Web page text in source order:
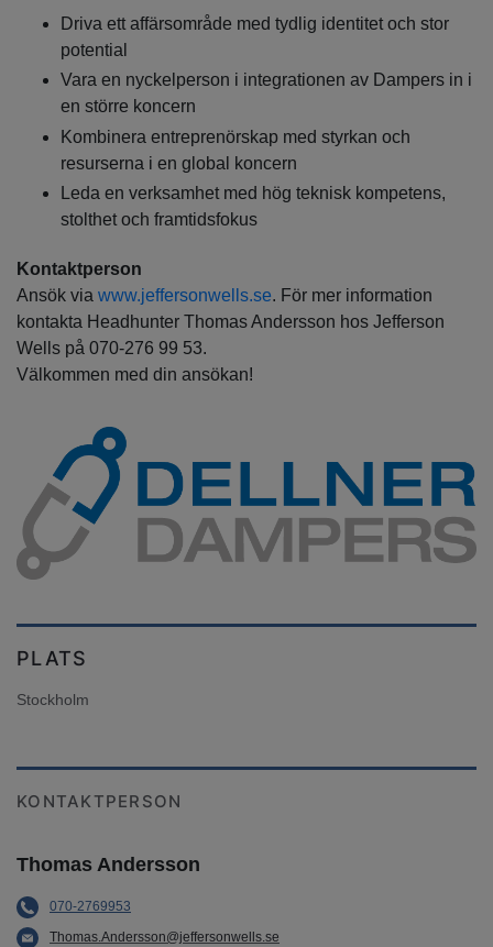
Driva ett affärsområde med tydlig identitet och stor
potential
Vara en nyckelperson i integrationen av Dampers in i
en större koncern
Kombinera entreprenörskap med styrkan och
resurserna i en global koncern
Leda en verksamhet med hög teknisk kompetens,
stolthet och framtidsfokus
Kontaktperson
Ansök via www.jeffersonwells.se. För mer information
kontakta Headhunter Thomas Andersson hos Jefferson
Wells på 070-276 99 53.
Välkommen med din ansökan!
PLATS
Stockholm
KONTAKTPERSON
Thomas Andersson
070-2769953
Thomas.Andersson@jeffersonwells.se